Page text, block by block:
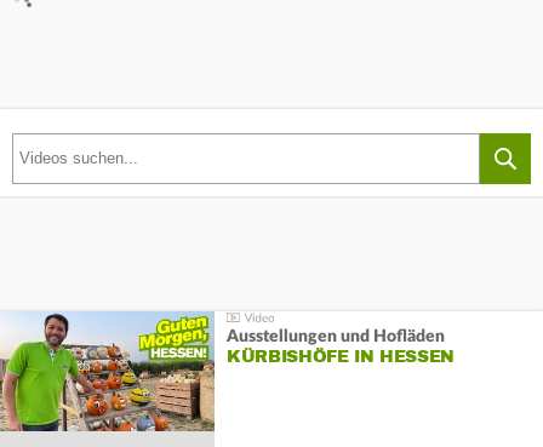
Ausstellungen und Hofläden
KÜRBISHÖFE IN HESSEN